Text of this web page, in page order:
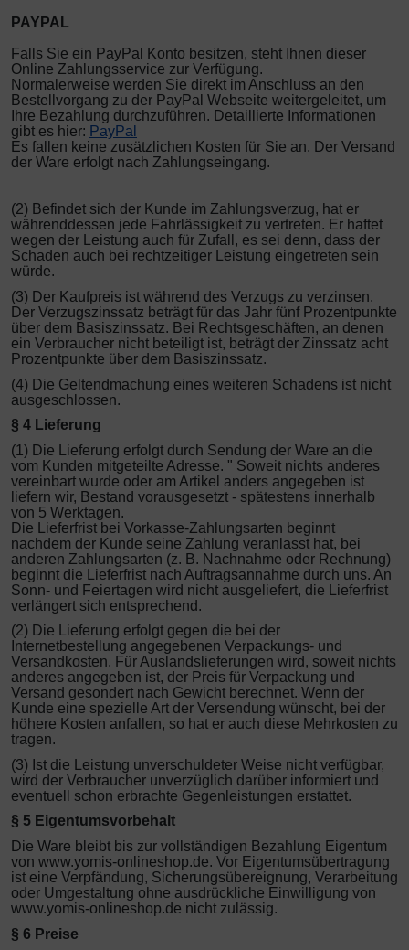
PAYPAL
Falls Sie ein PayPal Konto besitzen, steht Ihnen dieser
Online Zahlungsservice zur Verfügung.
Normalerweise werden Sie direkt im Anschluss an den
Bestellvorgang zu der PayPal Webseite weitergeleitet, um
Ihre Bezahlung durchzuführen. Detaillierte Informationen
gibt es hier: PayPal
Es fallen keine zusätzlichen Kosten für Sie an. Der Versand
der Ware erfolgt nach Zahlungseingang.
(2) Befindet sich der Kunde im Zahlungsverzug, hat er
währenddessen jede Fahrlässigkeit zu vertreten. Er haftet
wegen der Leistung auch für Zufall, es sei denn, dass der
Schaden auch bei rechtzeitiger Leistung eingetreten sein
würde.
(3) Der Kaufpreis ist während des Verzugs zu verzinsen.
Der Verzugszinssatz beträgt für das Jahr fünf Prozentpunkte
über dem Basiszinssatz. Bei Rechtsgeschäften, an denen
ein Verbraucher nicht beteiligt ist, beträgt der Zinssatz acht
Prozentpunkte über dem Basiszinssatz.
(4) Die Geltendmachung eines weiteren Schadens ist nicht
ausgeschlossen.
§ 4 Lieferung
(1) Die Lieferung erfolgt durch Sendung der Ware an die
vom Kunden mitgeteilte Adresse. " Soweit nichts anderes
vereinbart wurde oder am Artikel anders angegeben ist
liefern wir, Bestand vorausgesetzt - spätestens innerhalb
von 5 Werktagen.
Die Lieferfrist bei Vorkasse-Zahlungsarten beginnt
nachdem der Kunde seine Zahlung veranlasst hat, bei
anderen Zahlungsarten (z. B. Nachnahme oder Rechnung)
beginnt die Lieferfrist nach Auftragsannahme durch uns. An
Sonn- und Feiertagen wird nicht ausgeliefert, die Lieferfrist
verlängert sich entsprechend.
(2) Die Lieferung erfolgt gegen die bei der
Internetbestellung angegebenen Verpackungs- und
Versandkosten. Für Auslandslieferungen wird, soweit nichts
anderes angegeben ist, der Preis für Verpackung und
Versand gesondert nach Gewicht berechnet. Wenn der
Kunde eine spezielle Art der Versendung wünscht, bei der
höhere Kosten anfallen, so hat er auch diese Mehrkosten zu
tragen.
(3) Ist die Leistung unverschuldeter Weise nicht verfügbar,
wird der Verbraucher unverzüglich darüber informiert und
eventuell schon erbrachte Gegenleistungen erstattet.
§ 5 Eigentumsvorbehalt
Die Ware bleibt bis zur vollständigen Bezahlung Eigentum
von www.yomis-onlineshop.de. Vor Eigentumsübertragung
ist eine Verpfändung, Sicherungsübereignung, Verarbeitung
oder Umgestaltung ohne ausdrückliche Einwilligung von
www.yomis-onlineshop.de nicht zulässig.
§ 6 Preise